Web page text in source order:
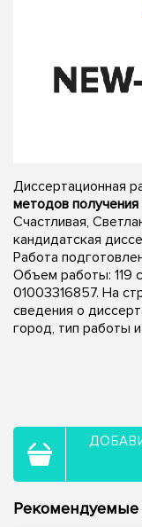
Диссертационная
методов
Счастливая,
кандидатская
Работа
Объем работы: 119
01003316857. На
сведения о
город, тип работы
Рекомендуемые